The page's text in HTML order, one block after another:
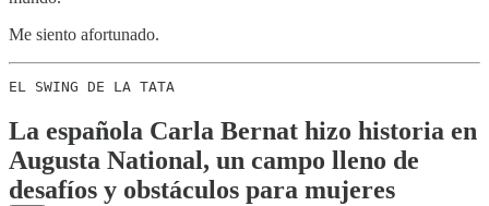
Me siento afortunado.
EL SWING DE LA TATA
La española Carla Bernat hizo historia en
Augusta National, un campo lleno de
desafíos y obstáculos para mujeres